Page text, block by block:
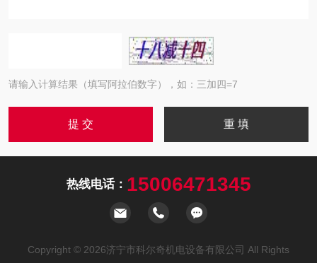
请输入计算结果（填写阿拉伯数字），如：三加四=7
热线电话： 15006471345
Copyright © 2026济宁市科尔奇机电设备有限公司 All Rights